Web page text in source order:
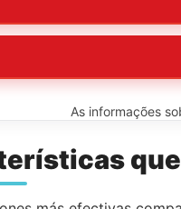
As informações